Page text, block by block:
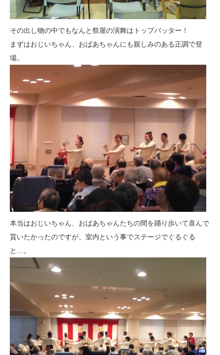
その出し物の中でもなんと祭屋の演舞はトップバッター！
まずはおじいちゃん、おばあちゃんにも親しみのある正調で登
場。
本当はおじいちゃん、おばあちゃんたちの間を踊り歩いて喜んで
貰いたかったのですが、室内という事でステージでぐるぐる
と…。